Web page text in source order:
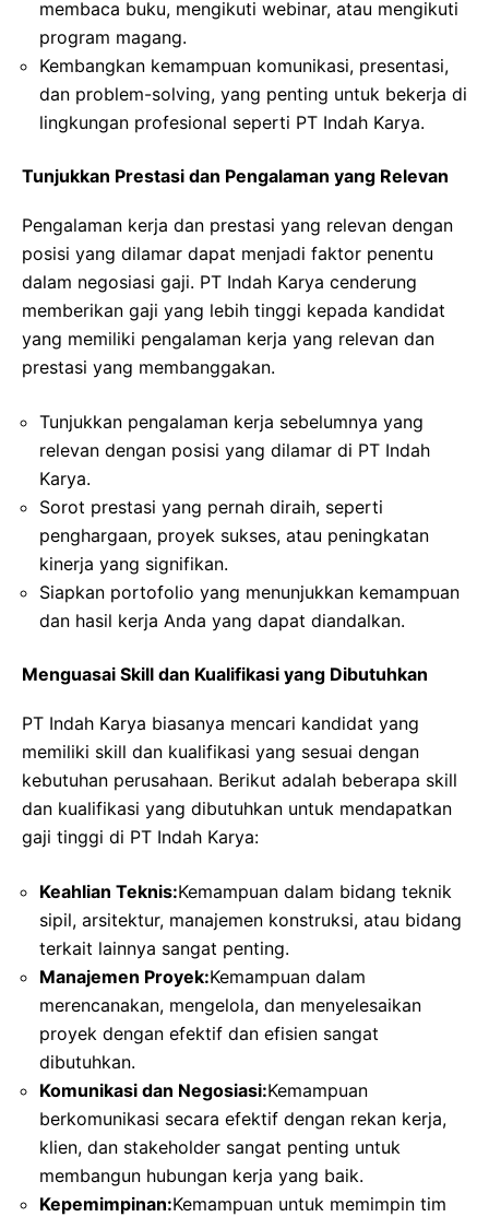
membaca buku, mengikuti webinar, atau mengikuti
program magang.
Kembangkan kemampuan komunikasi, presentasi,
dan problem-solving, yang penting untuk bekerja di
lingkungan profesional seperti PT Indah Karya.
Tunjukkan Prestasi dan Pengalaman yang Relevan
Pengalaman kerja dan prestasi yang relevan dengan
posisi yang dilamar dapat menjadi faktor penentu
dalam negosiasi gaji. PT Indah Karya cenderung
memberikan gaji yang lebih tinggi kepada kandidat
yang memiliki pengalaman kerja yang relevan dan
prestasi yang membanggakan.
Tunjukkan pengalaman kerja sebelumnya yang
relevan dengan posisi yang dilamar di PT Indah
Karya.
Sorot prestasi yang pernah diraih, seperti
penghargaan, proyek sukses, atau peningkatan
kinerja yang signifikan.
Siapkan portofolio yang menunjukkan kemampuan
dan hasil kerja Anda yang dapat diandalkan.
Menguasai Skill dan Kualifikasi yang Dibutuhkan
PT Indah Karya biasanya mencari kandidat yang
memiliki skill dan kualifikasi yang sesuai dengan
kebutuhan perusahaan. Berikut adalah beberapa skill
dan kualifikasi yang dibutuhkan untuk mendapatkan
gaji tinggi di PT Indah Karya:
Keahlian Teknis:Kemampuan dalam bidang teknik
sipil, arsitektur, manajemen konstruksi, atau bidang
terkait lainnya sangat penting.
Manajemen Proyek:Kemampuan dalam
merencanakan, mengelola, dan menyelesaikan
proyek dengan efektif dan efisien sangat
dibutuhkan.
Komunikasi dan Negosiasi:Kemampuan
berkomunikasi secara efektif dengan rekan kerja,
klien, dan stakeholder sangat penting untuk
membangun hubungan kerja yang baik.
Kepemimpinan:Kemampuan untuk memimpin tim